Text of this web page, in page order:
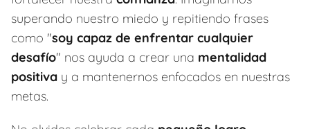
superando nuestro miedo y repitiendo frases
como "soy capaz de enfrentar cualquier
desafío" nos ayuda a crear una mentalidad
positiva y a mantenernos enfocados en nuestras
metas.